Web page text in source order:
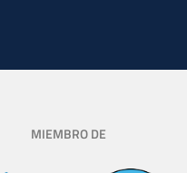
MIEMBRO DE